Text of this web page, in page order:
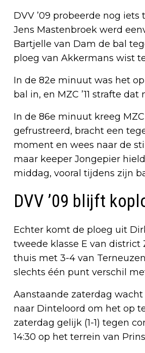
DVV ’09 probeerde nog
Jens Mastenbroek werd
Bartjelle van Dam de bal
ploeg van Akkermans wist
In de 82e minuut was het
bal in, en MZC ’11 strafte
In de 86e minuut kreeg
gefrustreerd, bracht een
moment en wees naar de
maar keeper Jongepier
middag, vooral tijdens zijn
DVV ’09 blijft
Echter komt de ploeg uit
tweede klasse E van district
thuis met 3-4 van
slechts één punt verschil
Aanstaande zaterdag
naar Dinteloord om het op
zaterdag gelijk (1-1) tegen
14:30 op het terrein van